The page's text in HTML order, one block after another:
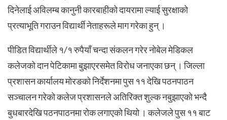
दिनेलाई अविलम्ब कानुनी कारबाहीको दायरामा ल्याई सुरक्षाको
प्रत्याभूति गराउन विद्यार्थी नेताहरूले माग गरेका हुन् ।
पीडित विद्यार्थीले १/१ रुपैयाँ चन्दा संकलन गरेर नोबेल मेडिकल
कलेजको दान पेटिकामा बुझाएरसमेत विरोध जनाएका छन् । जिल्ला
प्रशासन कार्यालय मोरङको निर्देशनमा पुस ११ देखि पठनपाठन
सञ्चालन गरेको कलेज प्रशासनले अतिरिक्त शुल्क नबुझाएको भन्दै
बुधबारदेखि पठनपाठनमा रोक लगाएको थियो ।कलेजले पुस ११ बाट